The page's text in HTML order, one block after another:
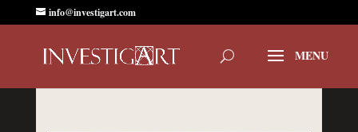
info@investigart.com